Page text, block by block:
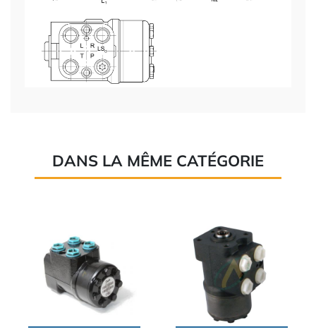
DANS LA MÊME CATÉGORIE